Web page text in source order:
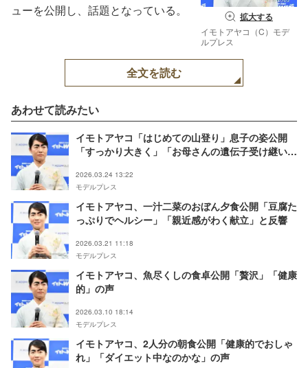
拡大する
イモトアヤコ（C）モデ
ルプレス
ューを公開し、話題となっている。
全文を読む
あわせて読みたい
イモトアヤコ「はじめての山登り」息子の姿公開
「すっかり大きく」「お母さんの遺伝子受け継いで
2026.03.24 13:22
モデルプレス
イモトアヤコ、一汁二菜のおぼん夕食公開「豆腐た
っぷりでヘルシー」「親近感がわく献立」と反響
2026.03.21 11:18
モデルプレス
イモトアヤコ、魚尽くしの食卓公開「贅沢」「健康
的」の声
2026.03.10 18:14
モデルプレス
イモトアヤコ、2人分の朝食公開「健康的でおしゃ
れ」「ダイエット中なのかな」の声